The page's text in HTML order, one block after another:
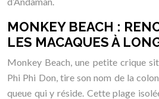
MONKEY BEACH :
LES MACAQUES À
Monkey Beach, une petite crique
Phi Phi Don, tire son nom de la
queue qui y réside. Cette plage